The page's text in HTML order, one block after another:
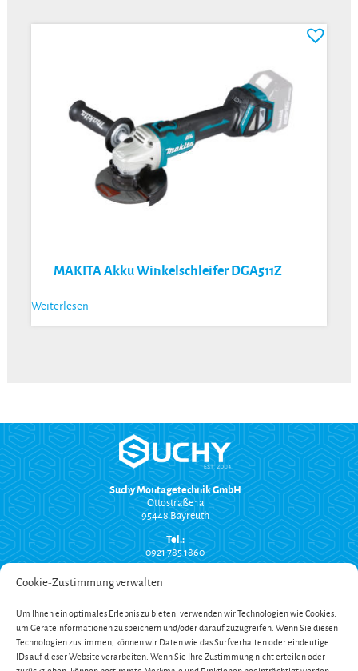
Cookie-Zustimmung verwalten
Um Ihnen ein optimales Erlebnis zu bieten, verwenden wir Technologien wie Cookies,
um Geräteinformationen zu speichern und/oder darauf zuzugreifen. Wenn Sie diesen
Technologien zustimmen, können wir Daten wie das Surfverhalten oder eindeutige
IDs auf dieser Website verarbeiten. Wenn Sie Ihre Zustimmung nicht erteilen oder
MAKITA Akku Winkelschleifer DGA511Z
Weiterlesen
Suchy Montagetechnik GmbH
Ottostraße 1a
95448 Bayreuth
Tel.:
0921 785 1860
info@suchy-montagetechnik.de
Versand und Zahlung
AGB
Widerrufsbelehrung
Impressum
Datenschutzerklärung